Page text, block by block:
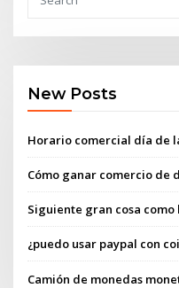
New Posts
Horario comercial día de
Cómo ganar comercio de
Siguiente gran cosa como
¿puedo usar paypal con
Camión de monedas